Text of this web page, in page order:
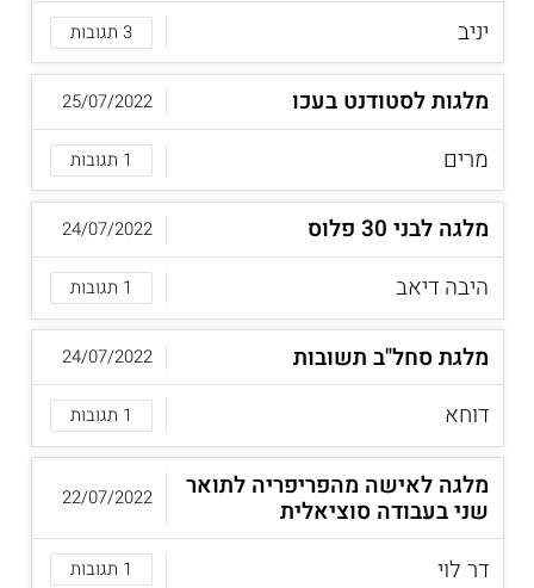
יניב
3 תגובות
מלגות לסטודנט בעכו
מרים
1 תגובות
25/07/2022
מלגה לבני 30 פלוס
היבה דיאב
1 תגובות
24/07/2022
מלגת סחל"ב תשובות
דוחא
1 תגובות
24/07/2022
מלגה לאישה מהפריפריה לתואר
שני בעבודה סוציאלית
דר לוי
1 תגובות
22/07/2022